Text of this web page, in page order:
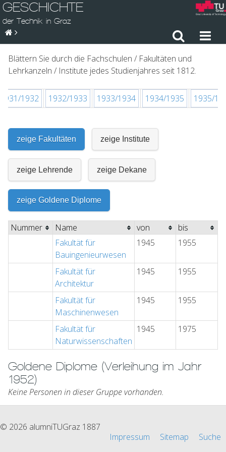
GESCHICHTE
der Technik in Graz
Blättern Sie durch die Fachschulen / Fakultäten und
Lehrkanzeln / Institute jedes Studienjahres seit 1812.
1931/1932 1932/1933 1933/1934 1934/1935 1935/
zeige Fakultäten zeige Institute
zeige Lehrende zeige Dekane
zeige Goldene Diplome
Nummer Name von
bis
Fakultät für
Bauingenieurwesen
1945 1955
Fakultät für
Architektur
1945 1955
Fakultät für
Maschinenwesen
1945 1955
Fakultät für
Naturwissenschaften
1945 1975
Goldene Diplome (Verleihung im Jahr
1952)
Keine Personen in dieser Gruppe vorhanden.
© 2026 alumniTUGraz 1887
Impressum
Sitemap Suche